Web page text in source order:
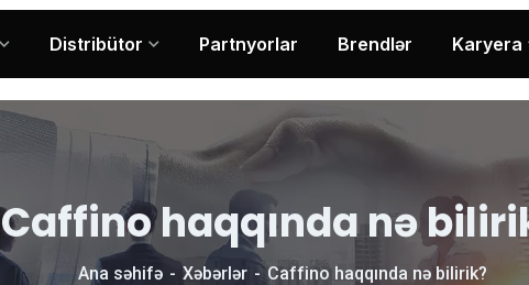
Distribütor Partnyorlar Brendlər Karyera
Caffino haqqında nə
Ana səhifə Xəbərlər Caffino haqqında nə bilirik?